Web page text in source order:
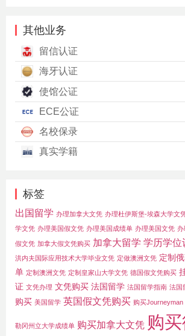
其他业务
留信认证
海牙认证
使馆公证
ECE公证
名校保录
真实学籍
标签
出国留学 办理加拿大文凭 办理杜伊斯堡-埃森大学文
学文凭 办理美国假文凭 办理美国成绩单 办理美国文凭
假文凭 加拿大假文凭购买 加拿大留学 学历学位
洪内夫国际应用技术大学毕业文凭 定做澳洲文凭 定制
单 定制澳洲文凭 定制皇家山大学文凭 德国假文凭购买
证 文凭办理 文凭购买 法国留学 法国留学指南 法国
购买 美国留学 英国假文凭购买 购买
勒冈州立大学成绩单 购买加拿大文凭 购